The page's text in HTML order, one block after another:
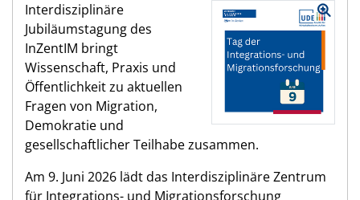
Interdisziplinäre
Jubiläumstagung des
InZentIM bringt
Wissenschaft, Praxis und
Öffentlichkeit zu aktuellen
Fragen von Migration,
Demokratie und
gesellschaftlicher Teilhabe zusammen.
Am 9. Juni 2026 lädt das Interdisziplinäre Zentrum
für Integrations- und Migrationsforschung